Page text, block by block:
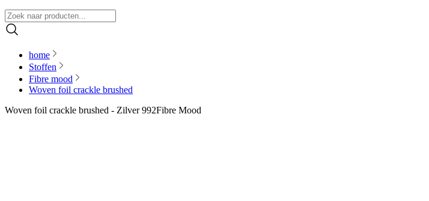
home
Stoffen
Fibre mood
Woven foil crackle brushed
Woven foil crackle brushed - Zilver 992Fibre Mood